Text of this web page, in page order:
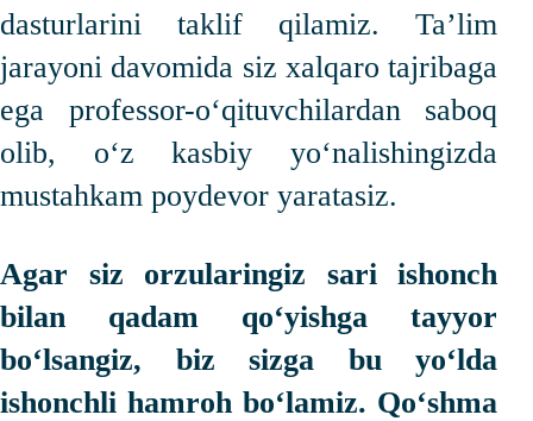
dasturlarini taklif qilamiz. Taʼlim
jarayoni davomida siz xalqaro tajribaga
ega professor-o‘qituvchilardan saboq
olib, o‘z kasbiy yo‘nalishingizda
mustahkam poydevor yaratasiz.
Agar siz orzularingiz sari ishonch
bilan qadam qo‘yishga tayyor
bo‘lsangiz, biz sizga bu yo‘lda
ishonchli hamroh bo‘lamiz. Qo‘shma